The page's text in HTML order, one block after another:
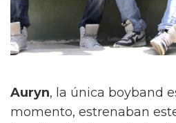
Auryn, la única boyband
momento, estrenaban